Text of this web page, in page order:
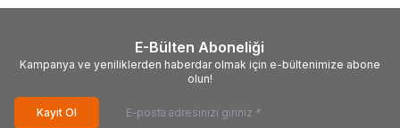
E-Bülten Aboneliği
Kampanya ve yeniliklerden haberdar olmak için e-bültenimize abone
olun!
Kayıt Ol